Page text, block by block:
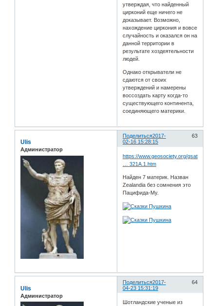
утверждая, что найденный
цирконий еще ничего не
доказывает. Возможно,
нахождение циркония и вовсе
случайность и оказался он на
данной территории в
результате хоздеятельности
людей.
Однако открыватели не
сдаются от своих
утверждений и намерены
воссоздать карту когда-то
существующего континента,
соединяющего материки.
Поделиться 63
2017-
02-16 15:28:15
Ulis
Администратор
https://www.geosociety.org/gsatoday/
… 321A.1.htm
Найден 7 материк. Назван
Zealandia без сомнения это
Пацифида-Му.
Поделиться 64
2017-
04-23 15:31:19
Ulis
Администратор
Шотландские ученые из